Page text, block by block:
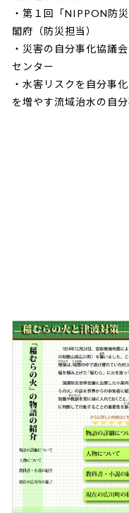
・ 第１回「NIPPON防
閣府（防災担当）
・ 災害の自分事化協議
センター
・ 水害リスクを自分事
を増やす流域治水の自